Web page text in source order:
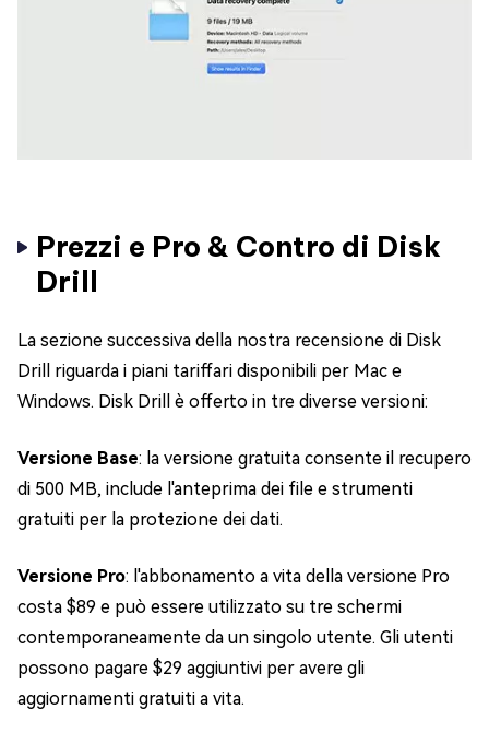
Prezzi e Pro & Contro di Disk
Drill
La sezione successiva della nostra recensione di Disk
Drill riguarda i piani tariffari disponibili per Mac e
Windows. Disk Drill è offerto in tre diverse versioni:
Versione Base: la versione gratuita consente il recupero
di 500 MB, include l'anteprima dei file e strumenti
gratuiti per la protezione dei dati.
Versione Pro: l'abbonamento a vita della versione Pro
costa $89 e può essere utilizzato su tre schermi
contemporaneamente da un singolo utente. Gli utenti
possono pagare $29 aggiuntivi per avere gli
aggiornamenti gratuiti a vita.